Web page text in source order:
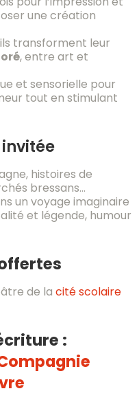
une création
ils transforment leur
, entre art et
et sensorielle pour
tout en stimulant
histoires de
bressans…
un voyage imaginaire
et légende, humour
de la cité scolaire
: